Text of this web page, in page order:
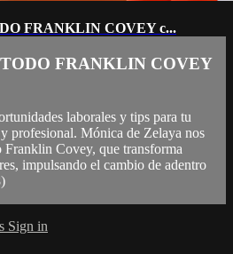
FRANKLIN COVEY c...
FRANKLIN COVEY
laborales y tips para tu
profesional. Mónica de Zelaya nos
Franklin Covey, que transforma
impulsando el cambio de adentro
Sign in